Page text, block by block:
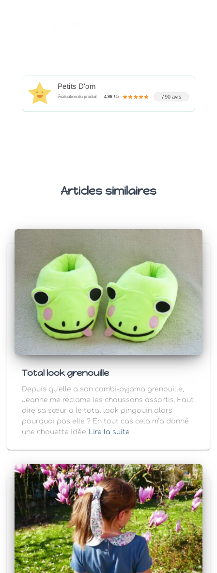
Petits D'om
évaluation du produit 4.96 / 5 790 avis
Articles similaires
Total look grenouille
Depuis qu’elle a son combi-pyjama grenouille,
Jeanne me réclame les chaussons assortis. Faut
dire sa sœur a le total look pingouin alors
pourquoi pas elle ? En tout cas cela m’a donné
une chouette idée
Lire la suite